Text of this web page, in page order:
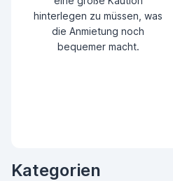
hinterlegen zu müssen, was
die Anmietung noch
bequemer macht.
Kategorien